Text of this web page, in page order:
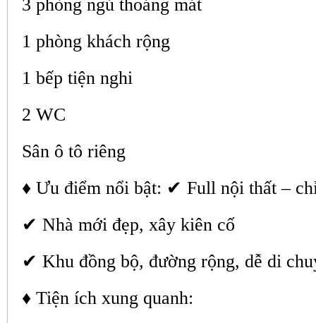
3 phòng ngủ thoáng mát
1 phòng khách rộng
1 bếp tiện nghi
2 WC
Sân ô tô riêng
♦ Ưu điểm nổi bật: ✔ Full nội thất –
✔ Nhà mới đẹp, xây kiên cố
✔ Khu đồng bộ, đường rộng, dễ di
♦ Tiện ích xung quanh: